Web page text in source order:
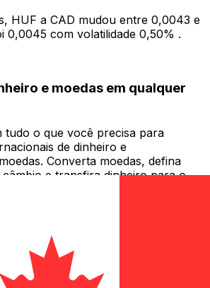
HUF a CAD mudou entre 0,0043 e
0,0045 com volatilidade 0,50% .
e moedas em qualquer
tudo o que você precisa para
de dinheiro e
Converta moedas, defina
câmbio e transfira dinheiro para o